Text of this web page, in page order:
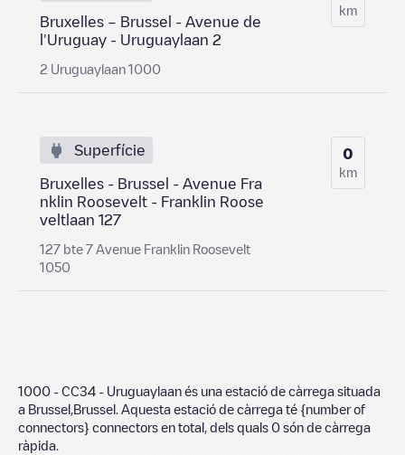
Bruxelles – Brussel - Avenue de
l'Uruguay - Uruguaylaan 2
2 Uruguaylaan 1000
km
Superfície
Bruxelles - Brussel - Avenue Fra
nklin Roosevelt - Franklin Roose
veltlaan 127
127 bte 7 Avenue Franklin Roosevelt
1050
0
km
1000 - CC34 - Uruguaylaan és una estació de càrrega situada
a Brussel Brussel . Aquesta estació de càrrega té {number of
connectors} connectors en total, dels quals 0 són de càrrega
ràpida.